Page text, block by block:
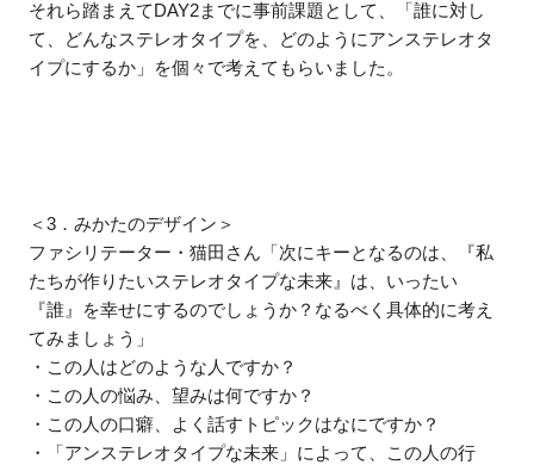
それら踏まえてDAY2までに事前課題として、「誰に対し
て、どんなステレオタイプを、どのようにアンステレオタ
イプにするか」を個々で考えてもらいました。
＜3．みかたのデザイン＞
ファシリテーター・猫田さん「次にキーとなるのは、『私
たちが作りたいステレオタイプな未来』は、いったい
『誰』を幸せにするのでしょうか？なるべく具体的に考え
てみましょう」
・この人はどのような人ですか？
・この人の悩み、望みは何ですか？
・この人の口癖、よく話すトピックはなにですか？
・「アンステレオタイプな未来」によって、この人の行